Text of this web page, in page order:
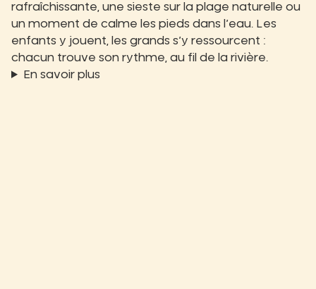
rafraîchissante, une sieste sur la plage naturelle ou
un moment de calme les pieds dans l’eau. Les
enfants y jouent, les grands s’y ressourcent :
chacun trouve son rythme, au fil de la rivière.
En savoir plus